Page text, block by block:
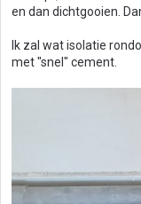
en dan dichtgooien.
Ik zal wat isolatie
met "snel" cement.